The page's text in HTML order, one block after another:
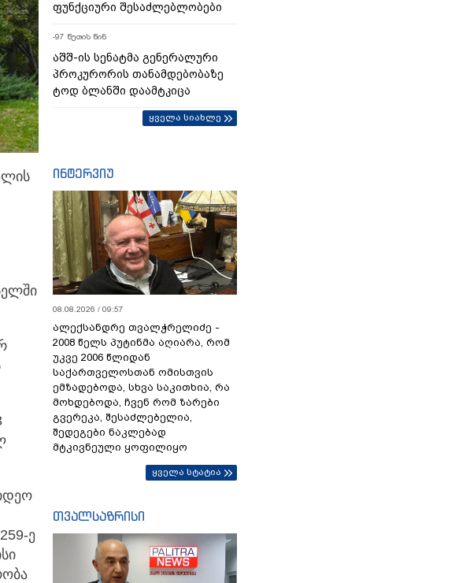
ე
ფუნქციური შესაძლებლობები
-97 წუთის წინ
აშშ-ის სენატმა გენერალური
პროკურორის თანამდებობაზე
ტოდ ბლანში დაამტკიცა
ყველა სიახლე
ინტერვიუ
08.08.2026 / 09:57
ალექსანდრე თვალჭრელიძე -
2008 წელს პუტინმა აღიარა, რომ
უკვე 2006 წლიდან
საქართველოსთან ომისთვის
ემზადებოდა, სხვა საკითხია, რა
მოხდებოდა, ჩვენ რომ ზარები
გვერეკა, შესაძლებელია,
შედეგები ნაკლებად
მტკივნეული ყოფილიყო
ყველა სტატია
თვალსაზრისი